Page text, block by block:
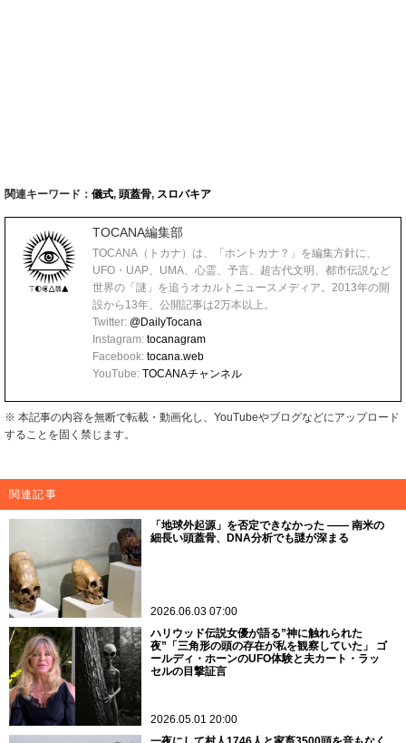
関連キーワード： 儀式, 頭蓋骨, スロバキア
TOCANA編集部
TOCANA（トカナ）は、「ホントカナ？」を編集方針に、
UFO・UAP、UMA、心霊、予言、超古代文明、都市伝説など
世界の「謎」を追うオカルトニュースメディア。2013年の開
設から13年、公開記事は2万本以上。
Twitter: @DailyTocana
Instagram: tocanagram
Facebook: tocana.web
YouTube: TOCANAチャンネル
※ 本記事の内容を無断で転載・動画化し、YouTubeやブログなどにアップロード
することを固く禁じます。
関連記事
「地球外起源」を否定できなかった —— 南米の
細長い頭蓋骨、DNA分析でも謎が深まる
2026.06.03 07:00
ハリウッド伝説女優が語る”神に触れられた
夜”「三角形の頭の存在が私を観察していた」 ゴ
ールディ・ホーンのUFO体験と夫カート・ラッ
セルの目撃証言
2026.05.01 20:00